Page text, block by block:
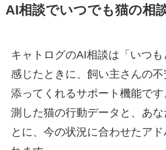
AI相談でいつでも猫の相
キャトログのAI相談は「いつも
感じたときに、 飼い主さんの
添ってくれるサポート機能です
測した猫の行動データと、あ
とに、今の状況に合わせたアド